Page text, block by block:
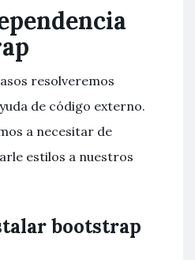
resolveremos
de código externo.
a necesitar de
estilos a nuestros
bootstrap